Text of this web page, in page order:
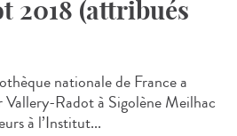
2018 (attribués
nationale de France a
Vallery-Radot à Sigolène Meilhac
à l’Institut...